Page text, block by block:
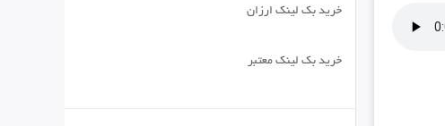
خرید بک لینک ارزان
خرید بک لینک معتبر